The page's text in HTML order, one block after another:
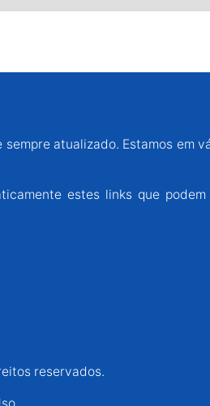
atualizado. Estamos em
estes links que
reservados.